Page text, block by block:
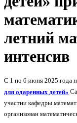
летний
интенсив
С 1 по 6 июня 2025 года
для одаренных детей»
участии кафедры
организован